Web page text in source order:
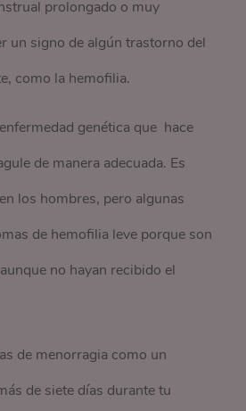
prolongado o muy
un signo de algún trastorno del
como la hemofilia.
genética que hace
de manera adecuada. Es
los hombres, pero algunas
de hemofilia leve porque son
no hayan recibido el
de menorragia como un
de siete días durante tu